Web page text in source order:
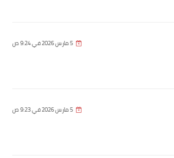
5 مارس 2026 في 9:24 ص
5 مارس 2026 في 9:23 ص